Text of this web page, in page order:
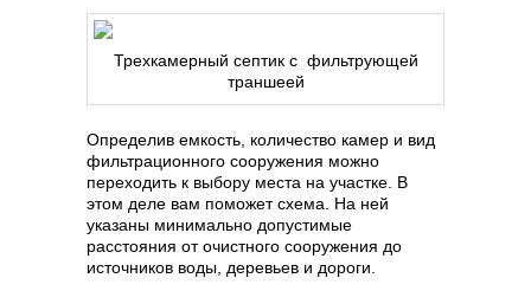
Трехкамерный септик с фильтрующей
траншеей
Определив емкость, количество камер и вид
фильтрационного сооружения можно
переходить к выбору места на участке. В
этом деле вам поможет схема. На ней
указаны минимально допустимые
расстояния от очистного сооружения до
источников воды, деревьев и дороги.